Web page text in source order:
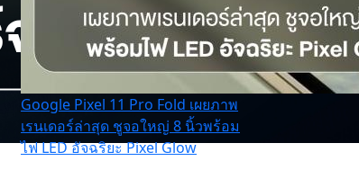
Google Pixel 11 Pro Fold เผยภาพ
เรนเดอร์ล่าสุด ชูจอใหญ่ 8 นิ้วพร้อม
ไฟ LED อัจฉริยะ Pixel Glow